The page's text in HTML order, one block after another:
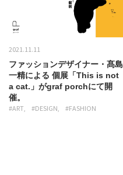
2021.11.11
ファッションデザイナー・髙島
一精による 個展「This is not
a cat.」がgraf porchにて開
催。
#ART #DESIGN #FASHION